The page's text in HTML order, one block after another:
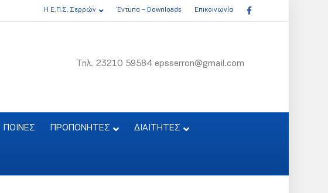
Η Ε.Π.Σ. Σερρών Έντυπα – Downloads Επικοινωνία Facebook
Τηλ. 23210 59584 epsserron@gmail.com
ΠΟΙΝΕΣ ΠΡΟΠΟΝΗΤΕΣ ΔΙΑΙΤΗΤΕΣ